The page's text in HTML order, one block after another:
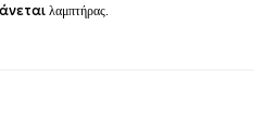
λαμπτήρας.